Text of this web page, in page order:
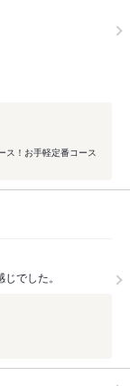
ス！お手軽定番コース
でした。